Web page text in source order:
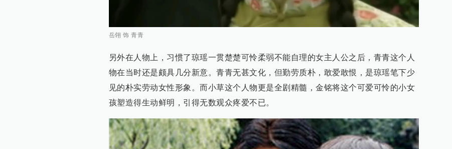
岳翎 饰 青青
另外在人物上，习惯了琼瑶一贯楚楚可怜柔弱不能自理的女主人公之后，青青这个人
物在当时还是颇具几分新意。青青无甚文化，但勤劳质朴，敢爱敢恨，是琼瑶笔下少
见的朴实劳动女性形象。而小草这个人物更是全剧精髓，金铭将这个可爱可怜的小女
孩塑造得生动鲜明，引得无数观众疼爱不已。